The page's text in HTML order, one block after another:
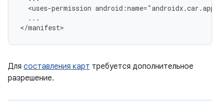
<uses-permission
...
Для составления карт требуется дополнительное
разрешение.